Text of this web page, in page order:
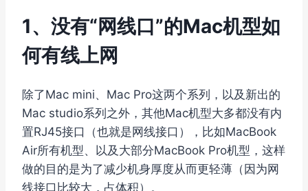
1、没有“网线口”的Mac机型如
何有线上网
除了Mac mini、Mac Pro这两个系列，以及新出的
Mac studio系列之外，其他Mac机型大多都没有内
置RJ45接口（也就是网线接口），比如MacBook
Air所有机型、以及大部分MacBook Pro机型，这样
做的目的是为了减少机身厚度从而更轻薄（因为网
线接口比较大，占体积）。